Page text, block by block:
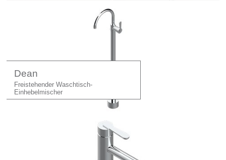
Dean
Freistehender Waschtisch-
Einhebelmischer